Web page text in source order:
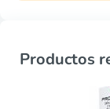
Productos